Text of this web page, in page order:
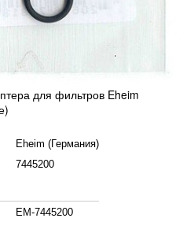
для фильтров Eheim
Eheim (Германия)
7445200
EM-7445200